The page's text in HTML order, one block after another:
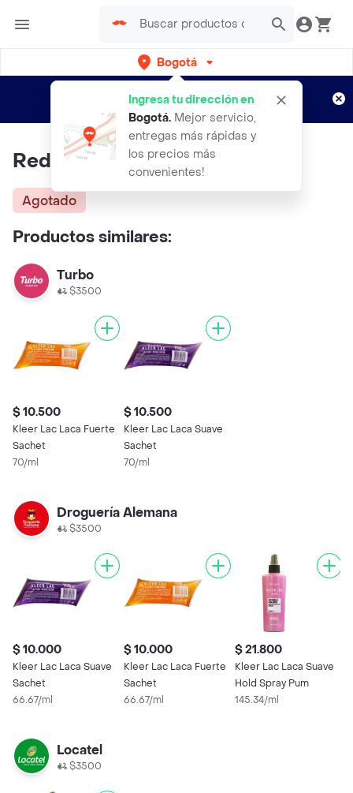
Bogotá
Ingresa tu dirección en
Bogotá. Mejor servicio,
entregas más rápidas y
los precios más
convenientes!
envíos gratis por semanas
Aplican TyC
Red Lac Laca Suave
Agotado
Productos similares:
Turbo
$3500
$ 10.500
Kleer Lac Laca Fuerte
Sachet
70/ml
$ 10.500
Kleer Lac Laca Suave
Sachet
70/ml
Droguería Alemana
$3500
$ 10.000
Kleer Lac Laca Suave
Sachet
66.67/ml
$ 10.000
Kleer Lac Laca Fuerte
Sachet
66.67/ml
$ 21.800
Kleer Lac Laca Suave
Hold Spray Pum
145.34/ml
Locatel
$3500